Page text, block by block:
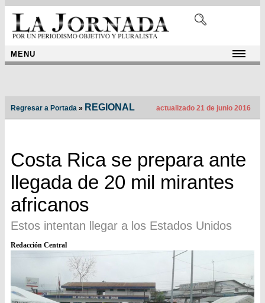
MENU
Regresar a Portada » REGIONAL actualizado 21 de junio 2016
Costa Rica se prepara ante
llegada de 20 mil mirantes
africanos
Estos intentan llegar a los Estados Unidos
Redacción Central